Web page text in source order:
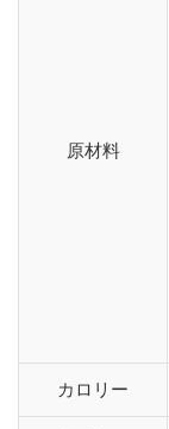
原材料
カロリー